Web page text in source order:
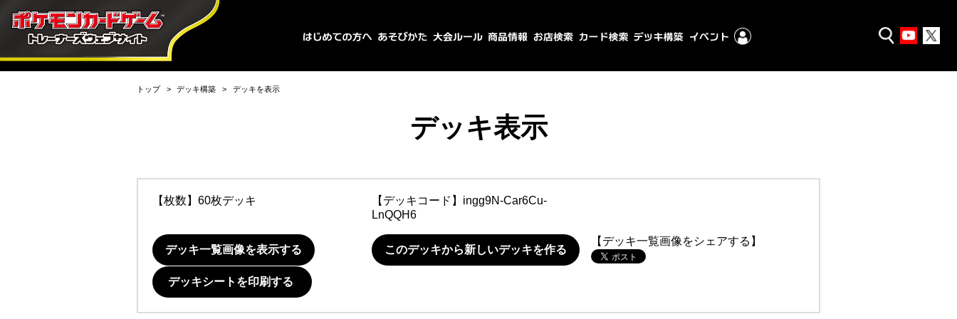
トップ デッキ構築 デッキを表示
デッキ表示
【枚数】60枚デッキ 【デッキコード】 ingg9N-Car6Cu-
LnQQH6
デッキ一覧画像を表示する このデッキから新しいデッキを作る
【デッキ一覧画像をシェアする】
デッキシートを印刷する